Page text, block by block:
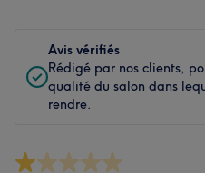
Avis vérifiés
Rédigé par nos clients,
qualité du salon dans
rendre.